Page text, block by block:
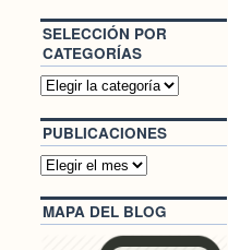
SELECCIÓN POR
CATEGORÍAS
PUBLICACIONES
MAPA DEL BLOG